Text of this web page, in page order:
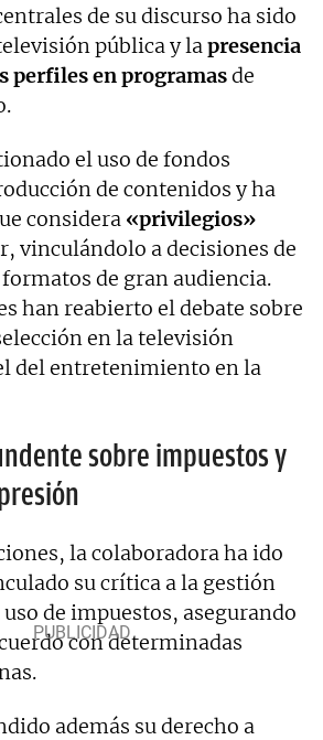
de su discurso ha sido
pública y lapresencia
perfiles en programasde
el uso de fondos
de contenidos y ha
considera «privilegios»
vinculándolo a decisiones de
de gran audiencia.
han reabierto el debate sobre
en la televisión
del entretenimiento en la
sobre impuestos y
la colaboradora ha ido
su crítica a la gestión
de impuestos, asegurando
con determinadas
además su derecho a